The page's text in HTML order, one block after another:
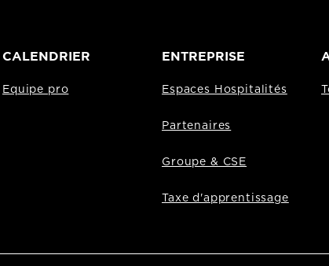
CALENDRIER
Equipe pro
ENTREPRISE
Espaces Hospitalités
Partenaires
Groupe & CSE
Taxe d'apprentissage